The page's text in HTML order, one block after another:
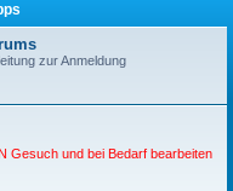
h
zur Anmeldung
Gesuch und bei Bedarf bearbeiten